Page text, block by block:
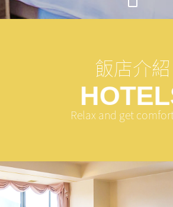
飯店介紹
HOTEL
Relax and get